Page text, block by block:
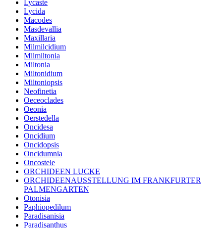
Lycaste
Lycida
Macodes
Masdevallia
Maxillaria
Milmilcidium
Milmiltonia
Miltonia
Miltonidium
Miltoniopsis
Neofinetia
Oeceoclades
Oeonia
Oerstedella
Oncidesa
Oncidium
Oncidopsis
Oncidumnia
Oncostele
ORCHIDEEN LUCKE
ORCHIDEENAUSSTELLUNG IM FRANKFURTER
PALMENGARTEN
Otonisia
Paphiopedilum
Paradisanisia
Paradisanthus